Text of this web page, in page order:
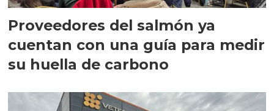
Proveedores del salmón ya
cuentan con una guía para medir
su huella de carbono